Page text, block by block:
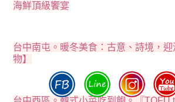
海鮮頂級饗宴
台中南屯。暖冬美食：古意、詩境，
物】